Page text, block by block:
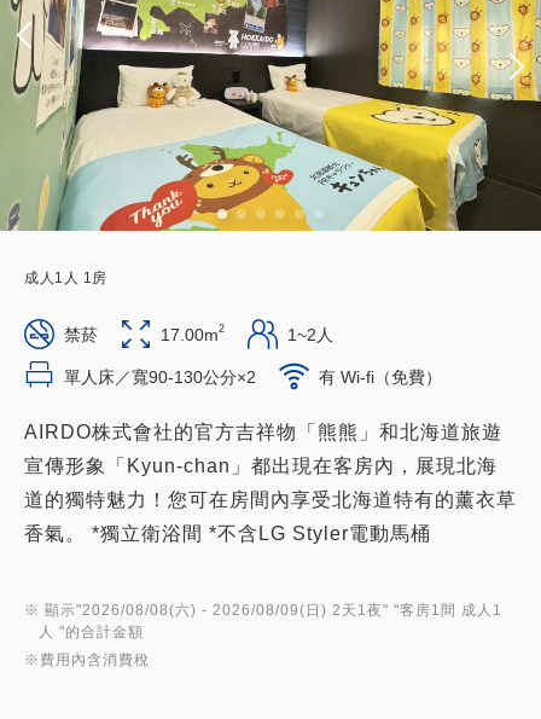
成人 1 人 1房
禁菸 17.00m2 1~2人
單人床／寬90-130公分×2 有 Wi-fi（免費）
AIRDO株式會社的官方吉祥物「熊熊」和北海道旅遊
宣傳形象「Kyun-chan」都出現在客房內，展現北海
道的獨特魅力！您可在房間內享受北海道特有的薰衣草
香氣。 *獨立衛浴間 *不含LG Styler電動馬桶
※ 顯示"2026/08/08(六) - 2026/08/09(日) 2天1夜" "客房1間 成人1
人 "的合計金額
※費用內含消費稅